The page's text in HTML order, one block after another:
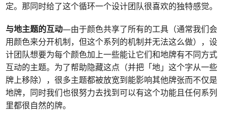
定。那同时给了这个循环一个设计团队很喜欢的独特感觉。
与地主题的互动—由于颜色共享了所有的工具（通常我们会
用颜色来分开机制，但这个系列的机制并无法这么做），设
计团队想要为每个颜色加上一些能让它们和地牌有不同方式
互动的主题。为了帮助隐藏这点（并把「地」这个字从一些
牌上移除），很多主题都被放宽到能影响其他牌张而不仅是
地牌，同时我们也很努力去找到可以有这个功能且任何系列
里都很自然的牌。